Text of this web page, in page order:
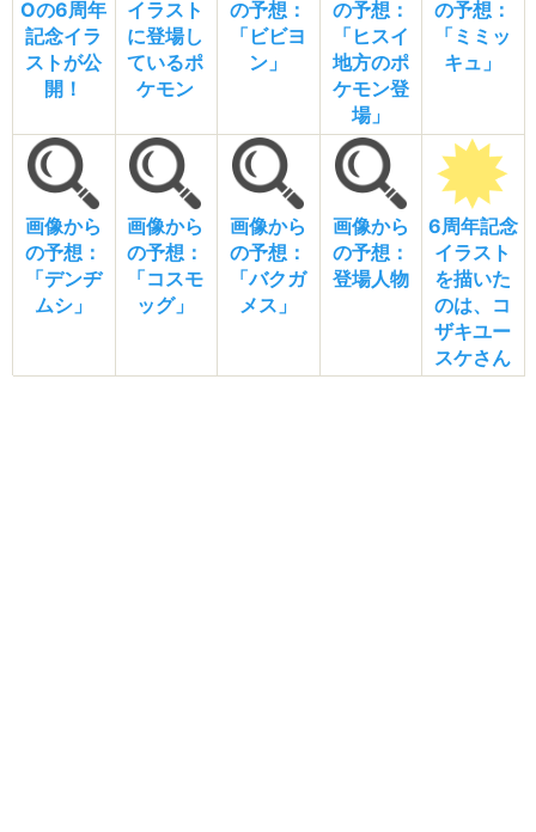
Oの6周年
記念イラ
ストが公
開！
イラスト
に登場し
ているポ
ケモン
の予想：
「ビビヨ
ン」
の予想：
「ヒスイ
地方のポ
ケモン登
場」
の予想：
「ミミッ
キュ」
画像から
の予想：
「デンヂ
ムシ」
画像から
の予想：
「コスモ
ッグ」
画像から
の予想：
「バクガ
メス」
画像から
の予想：
登場人物
6周年記念
イラスト
を描いた
のは、コ
ザキユー
スケさん